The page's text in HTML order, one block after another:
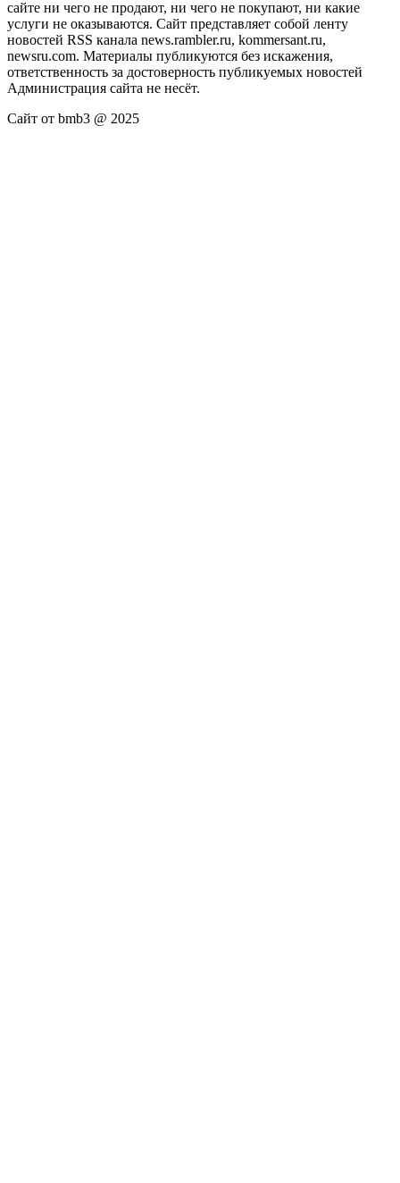
сайте ни чего не продают, ни чего не покупают, ни какие
услуги не оказываются. Сайт представляет собой ленту
новостей RSS канала news.rambler.ru, kommersant.ru,
newsru.com. Материалы публикуются без искажения,
ответственность за достоверность публикуемых новостей
Администрация сайта не несёт.
Сайт от bmb3 @ 2025